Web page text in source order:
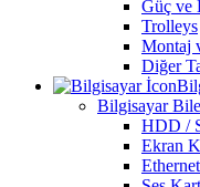
Güç ve
Trolleys
Montaj
Diğer
Bilgisayar
HDD /
Ekran